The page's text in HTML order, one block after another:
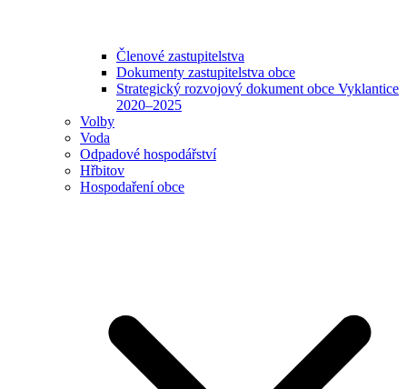
Členové zastupitelstva
Dokumenty zastupitelstva obce
Strategický rozvojový dokument obce Vyklantice
2020–2025
Volby
Voda
Odpadové hospodářství
Hřbitov
Hospodaření obce